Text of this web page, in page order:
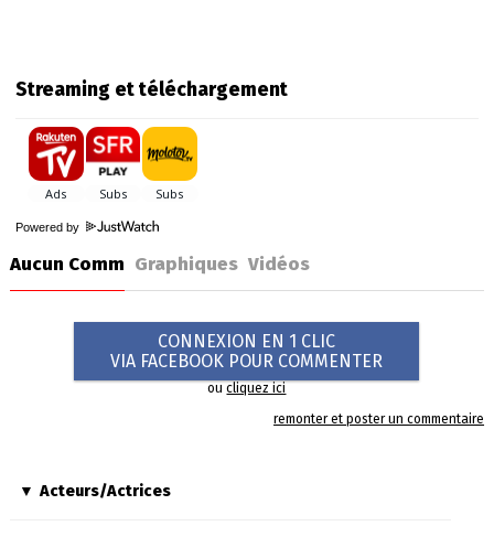
Streaming et téléchargement
Powered by
Aucun Comm Graphiques Vidéos
CONNEXION EN 1 CLIC
VIA FACEBOOK POUR COMMENTER
oucliquez ici
remonter et poster un commentaire
Acteurs/Actrices